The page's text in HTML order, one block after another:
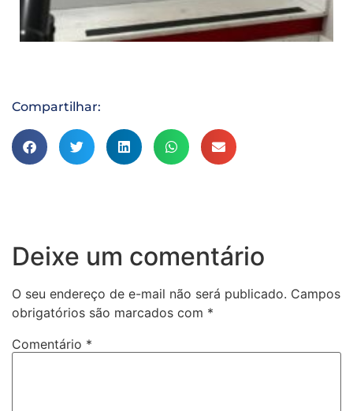
Compartilhar:
Deixe um comentário
O seu endereço de e-mail não será publicado. Campos
obrigatórios são marcados com *
Comentário *